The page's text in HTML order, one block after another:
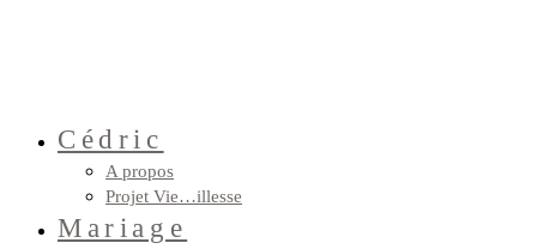
Cédric
A propos
Projet Vie…illesse
Mariage